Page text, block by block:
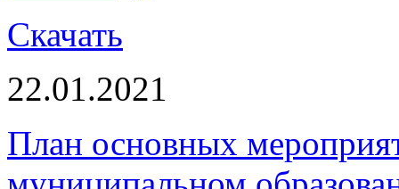
Скачать
22.01.2021
План основных